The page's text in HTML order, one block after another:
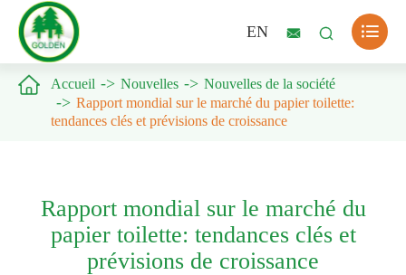
EN   
 Accueil Nouvelles
Nouvelles de la société
Rapport mondial sur le marché du papier toilette:
tendances clés et prévisions de croissance
Rapport mondial sur le marché du
papier toilette: tendances clés et
prévisions de croissance